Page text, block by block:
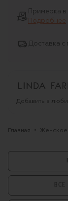
Примерка
Подробнее
Доставка с
Добавить в
Главная Женское